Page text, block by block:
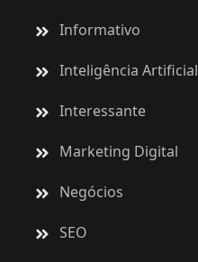
Informativo
Inteligência Artificial
Interessante
Marketing Digital
Negócios
SEO